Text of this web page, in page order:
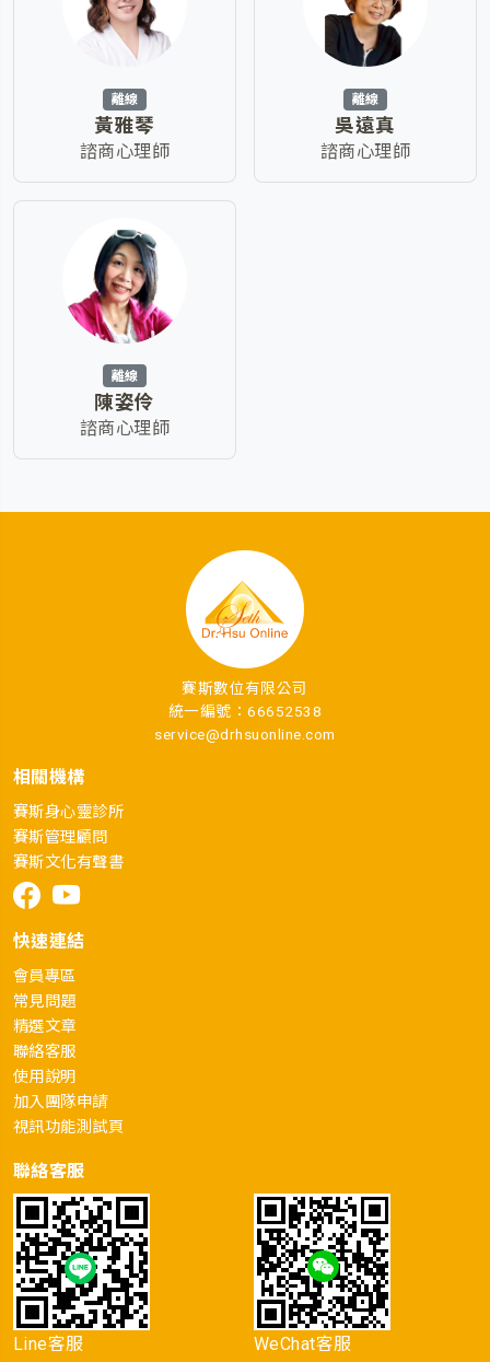
離線
黃雅琴
諮商心理師
離線
吳遠真
諮商心理師
離線
陳姿伶
諮商心理師
賽斯數位有限公司
統一編號：66652538
service@drhsuonline.com
相關機構
賽斯身心靈診所
賽斯管理顧問
賽斯文化有聲書
快速連結
會員專區
常見問題
精選文章
聯絡客服
使用說明
加入團隊申請
視訊功能測試頁
聯絡客服
Line客服 WeChat客服